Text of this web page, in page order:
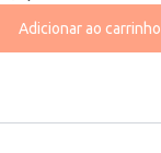
Adicionar ao carrinho